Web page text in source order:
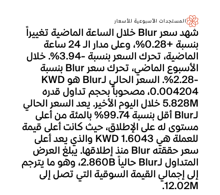
المستجدات الأسبوعية للأسعار
شهد سعر Blur خلال الساعة الماضية تغييراً
بنسبة +0.28%، وعلى مدار الـ 24 ساعة
الماضية، تحرك السعر بنسبة -3.94%. خلال
الأسبوع الماضي، تحرك سعر Blur بنسبة
-2.28%. السعر الحالي لـBlur هو KWD
0.004204، مصحوباً بحجم تداول قدره
5.828M خلال اليوم الأخير. يعد السعر الحالي
لـBlur أقل بنسبة 99.74% بالمئة من أعلى
مستوى له على الإطلاق، حيث كانت أعلى قيمة
للعملة هي KWD 1.6043 والذي يعد أعلى
سعر حققته Blur منذ إطلاقها. يبلغ العرض
المتداول لـBlur حالياً 2.860B، وهو ما يترجم
إلى إجمالي القيمة السوقية التي تصل إلى
12.02M.